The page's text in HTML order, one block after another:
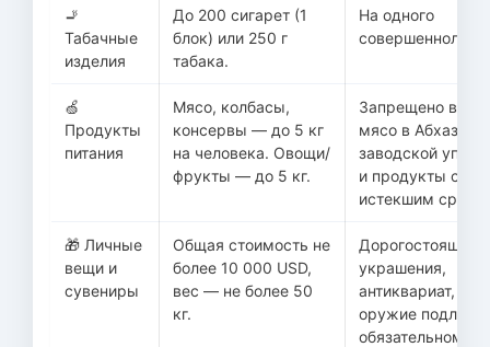
🚬
Табачные
изделия
До 200 сигарет (1
блок) или 250 г
табака.
На одного
🍏
Продукты
питания
Мясо, колбасы,
консервы — до 5 кг
на человека. Овощи/
фрукты — до 5 кг.
Запрещено
мясо в Абхазию
заводской
и продукты с
истекшим
🎁 Личные
вещи и
сувениры
Общая стоимость не
более 10 000 USD,
вес — не более 50
кг.
Дорогостоящие
украшения,
антиквариат,
оружие
обязательному